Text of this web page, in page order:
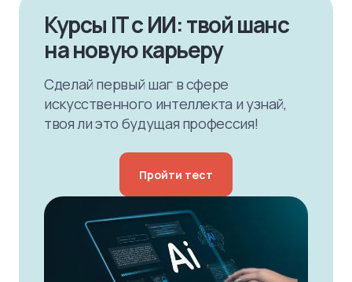
Курсы IT с ИИ: твой шанс
на новую карьеру
Сделай первый шаг в сфере
искусственного интеллекта и узнай,
твоя ли это будущая профессия!
Пройти тест